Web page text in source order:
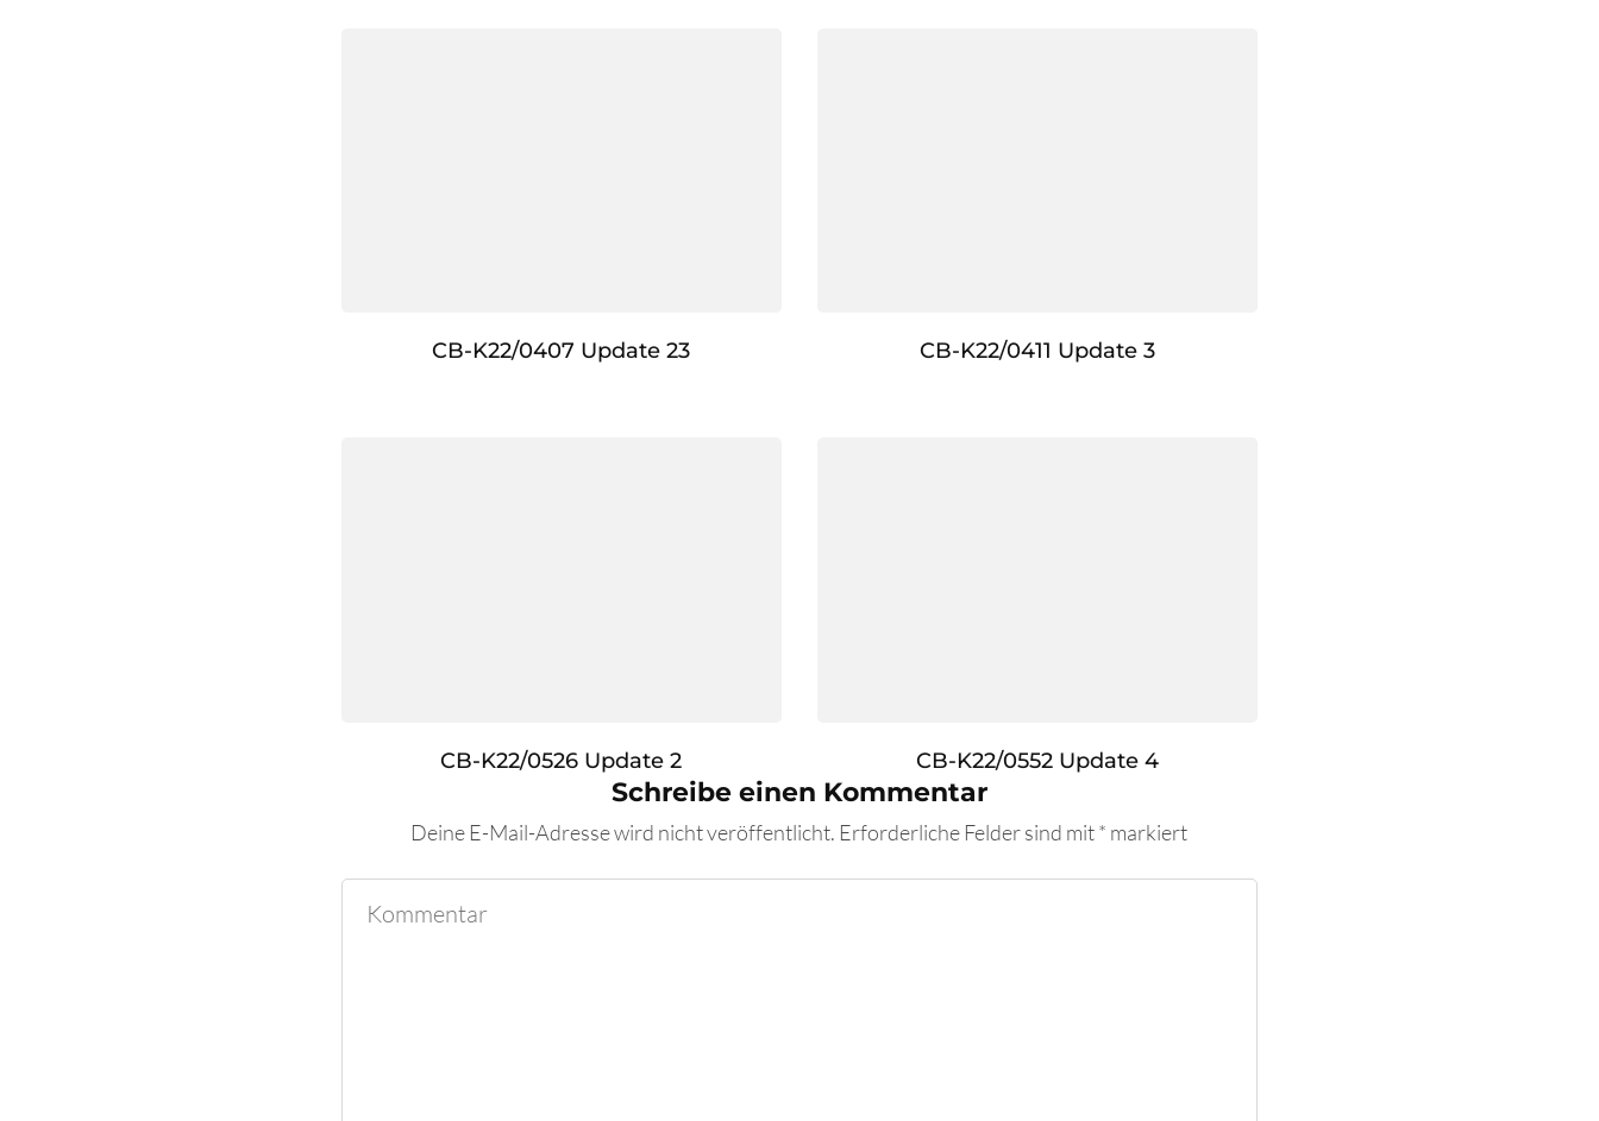
CB-K22/0407 Update 23 CB-K22/0411 Update 3
CB-K22/0526 Update 2 CB-K22/0552 Update 4
Schreibe einen Kommentar
Deine E-Mail-Adresse wird nicht veröffentlicht. Erforderliche Felder sind mit* markiert